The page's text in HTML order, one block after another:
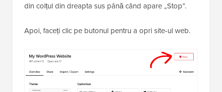
din colțul din dreapta sus până când apare „Stop”.
Apoi, faceți clic pe butonul pentru a opri site-ul web.